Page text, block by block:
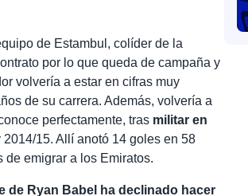
de Estambul, colíder de la
por lo que queda de campaña y
volvería a estar en cifras muy
de su carrera. Además, volvería a
perfectamente, tras militar en
15. Allí anotó 14 goles en 58
de emigrar a los Emiratos.
de Ryan Babel ha declinado hacer